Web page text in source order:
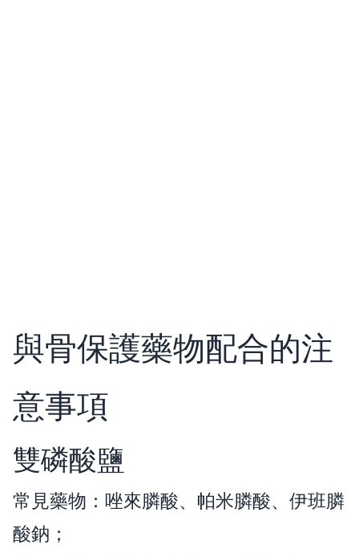
與骨保護藥物配合的注
意事項
雙磷酸鹽
常見藥物：唑來膦酸、帕米膦酸、伊班膦
酸鈉；